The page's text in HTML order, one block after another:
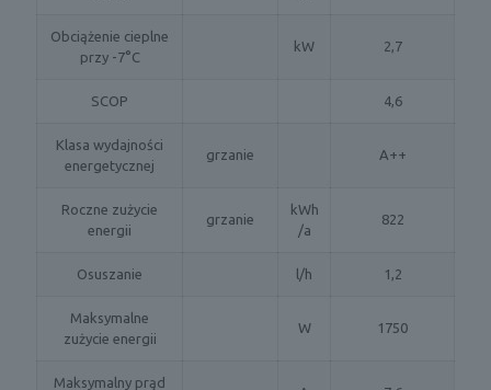
Obciążenie cieplne
przy -7°C
kW 2,7
SCOP 4,6
Klasa wydajności
energetycznej
grzanie A++
Roczne zużycie
energii
grzanie
kWh
/a
822
Osuszanie l/h 1,2
Maksymalne
zużycie energii
W 1750
Maksymalny prąd